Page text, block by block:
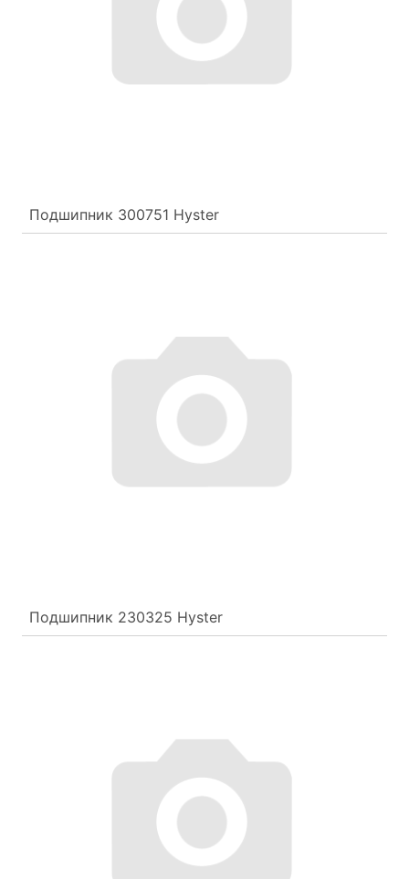
Подшипник 300751 Hyster
Подшипник 230325 Hyster